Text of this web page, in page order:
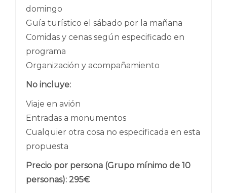
domingo
Guía turístico el sábado por la mañana
Comidas y cenas según especificado en
programa
Organización y acompañamiento
No incluye:
Viaje en avión
Entradas a monumentos
Cualquier otra cosa no especificada en esta
propuesta
Precio por persona (Grupo mínimo de 10
personas): 295€